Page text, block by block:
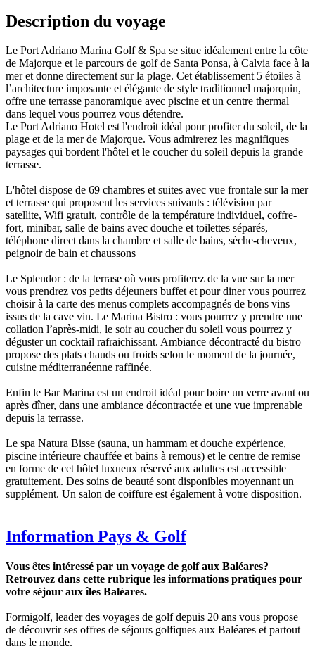
Description du voyage
Le Port Adriano Marina Golf & Spa se situe idéalement entre la côte
de Majorque et le parcours de golf de Santa Ponsa, à Calvia face à la
mer et donne directement sur la plage. Cet établissement 5 étoiles à
l’architecture imposante et élégante de style traditionnel majorquin,
offre une terrasse panoramique avec piscine et un centre thermal
dans lequel vous pourrez vous détendre.
Le Port Adriano Hotel est l'endroit idéal pour profiter du soleil, de la
plage et de la mer de Majorque. Vous admirerez les magnifiques
paysages qui bordent l'hôtel et le coucher du soleil depuis la grande
terrasse.
L'hôtel dispose de 69 chambres et suites avec vue frontale sur la mer
et terrasse qui proposent les services suivants : télévision par
satellite, Wifi gratuit, contrôle de la température individuel, coffre-
fort, minibar, salle de bains avec douche et toilettes séparés,
téléphone direct dans la chambre et salle de bains, sèche-cheveux,
peignoir de bain et chaussons
Le Splendor : de la terrase où vous profiterez de la vue sur la mer
vous prendrez vos petits déjeuners buffet et pour diner vous pourrez
choisir à la carte des menus complets accompagnés de bons vins
issus de la cave vin. Le Marina Bistro : vous pourrez y prendre une
collation l’après-midi, le soir au coucher du soleil vous pourrez y
déguster un cocktail rafraichissant. Ambiance décontracté du bistro
propose des plats chauds ou froids selon le moment de la journée,
cuisine méditerranéenne raffinée.
Enfin le Bar Marina est un endroit idéal pour boire un verre avant ou
après dîner, dans une ambiance décontractée et une vue imprenable
depuis la terrasse.
Le spa Natura Bisse (sauna, un hammam et douche expérience,
piscine intérieure chauffée et bains à remous) et le centre de remise
en forme de cet hôtel luxueux réservé aux adultes est accessible
gratuitement. Des soins de beauté sont disponibles moyennant un
supplément. Un salon de coiffure est également à votre disposition.
Information Pays & Golf
Vous êtes intéressé par un voyage de golf aux Baléares?
Retrouvez dans cette rubrique les informations pratiques pour
votre séjour aux îles Baléares.
Formigolf, leader des voyages de golf depuis 20 ans vous propose
de découvrir ses offres de séjours golfiques aux Baléares et partout
dans le monde.